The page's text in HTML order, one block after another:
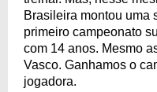
Brasileira montou uma
primeiro campeonato
com 14 anos. Mesmo
Vasco. Ganhamos o
jogadora.